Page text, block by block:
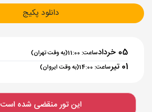
دانلود پکیج
05 خرداد ساعت: 11:00 (به وقت تهران)
01 تیر ساعت: 14:00 (به وقت ایروان)
این تور منقضی شده است